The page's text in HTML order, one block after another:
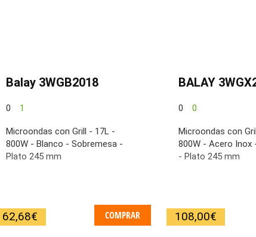
Balay 3WGB2018
0 1
Microondas con Grill - 17L -
800W - Blanco - Sobremesa -
Plato 245 mm
62,68€ COMPRAR
BALAY
0 0
Microondas con
800W - Acero Inox
- Plato 245 mm
108,00€